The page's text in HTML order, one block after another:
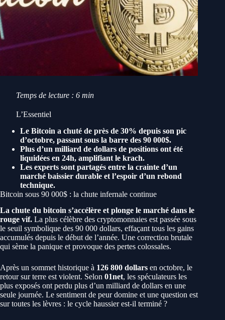
Temps de lecture : 6 min
L’Essentiel
Le Bitcoin a chuté de près de 30% depuis son pic
d’octobre, passant sous la barre des 90 000$.
Plus d’un milliard de dollars de positions ont été
liquidées en 24h, amplifiant le krach.
Les experts sont partagés entre la crainte d’un
marché baissier durable et l’espoir d’un rebond
technique.
Bitcoin sous 90 000$ : la chute infernale continue
La chute du bitcoin s’accélère et plonge le marché dans le
rouge vif. La plus célèbre des cryptomonnaies est passée sous
le seuil symbolique des 90 000 dollars, effaçant tous les gains
accumulés depuis le début de l’année. Une correction brutale
qui sème la panique et provoque des pertes colossales.
Après un sommet historique à 126 800 dollars en octobre, le
retour sur terre est violent. Selon 01net, les spéculateurs les
plus exposés ont perdu plus d’un milliard de dollars en une
seule journée. Le sentiment de peur domine et une question est
sur toutes les lèvres : le cycle haussier est-il terminé ?